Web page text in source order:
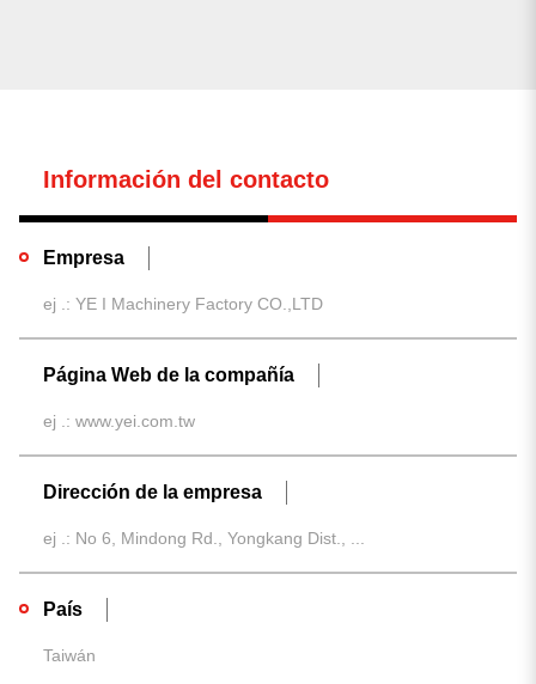
0resultado encontrado
No hay resultados. Asegúrese de que todas las palabras
diferentes.buscar de nuevo
Información del contacto
Empresa
Página Web de la compañía
Dirección de la empresa
País